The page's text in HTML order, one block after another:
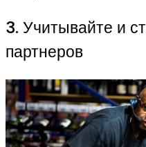
3. Учитывайте и
партнеров